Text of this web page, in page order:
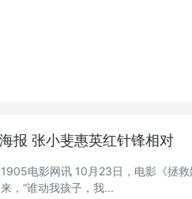
报 张小斐惠英红针锋相对
1905电影网讯 10月23日，电影《拯
，“谁动我孩子，我...